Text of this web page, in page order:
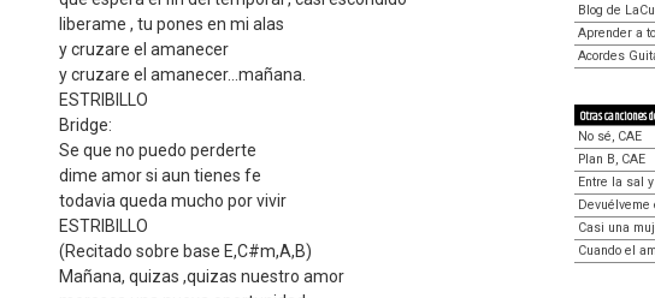
liberame , tu pones en mi alas
y cruzare el amanecer
y cruzare el amanecer...mañana.
ESTRIBILLO
Bridge:
Se que no puedo perderte
dime amor si aun tienes fe
todavia queda mucho por vivir
ESTRIBILLO
(Recitado sobre base E,C#m,A,B)
Mañana, quizas ,quizas nuestro amor
Blog de
Aprender a
Acordes
Otras canciones
No sé, CAE
Plan B, CAE
Entre la sal
Devuélveme
Casi una
Cuando el